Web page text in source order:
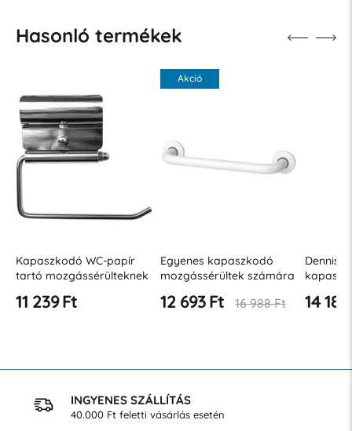
Hasonló termékek
Kapaszkodó WC-papír
tartó mozgássérülteknek
matt
11 239 Ft
Akció
Egyenes kapaszkodó
mozgássérültek számára
12 693 Ft 16 988 Ft
Dennis
14
INGYENES SZÁLLÍTÁS
40.000 Ft feletti vásárlás esetén